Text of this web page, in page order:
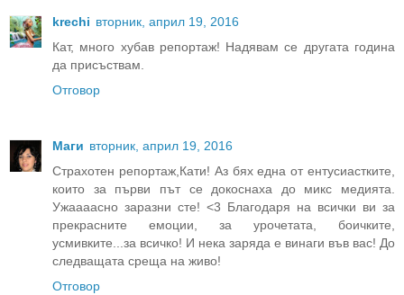
krechi вторник, април 19, 2016
Кат, много хубав репортаж! Надявам се другата година
да присъствам.
Отговор
Маги вторник, април 19, 2016
Страхотен репортаж,Кати! Аз бях една от ентусиастките,
които за първи път се докоснаха до микс медията.
Ужаааасно заразни сте! <3 Благодаря на всички ви за
прекрасните емоции, за урочетата, боичките,
усмивките...за всичко! И нека заряда е винаги във вас! До
следващата среща на живо!
Отговор